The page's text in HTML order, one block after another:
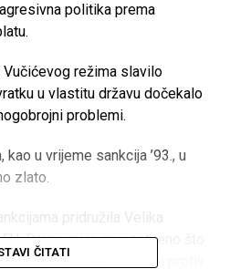
politika prema
režima slavilo
u vlastitu državu dočekalo
problemi.
u vrijeme sankcija ’93., u
zlato.
pridružila Velika
Drago mi je prvenstveno što
svijet ujedinjen u borbi protiv
ČITATI